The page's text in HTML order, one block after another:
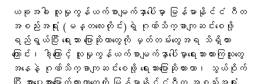
ယခုအခါ လူမှုကွန်ယက်စာမျက်နှာပေါ်မှာ မြန်မာနိုင်ငံ ဂီတ
အစည်းအရုံး (မန္တလေးတိုင်း)ရဲ့ ဂုဏ်သိက္ခာကျဆင်းစေဖို့
ရည်ရွယ်ပြီး ရေးသား ပြောဆိုတာတွေကို မှတ်တမ်းတွေအရ သိရှိထား
ကြောင်း၊ ဒါ့ကြောင့် လူမှုကွန်ယက်စာမျက်နှာပေါ်မှာရေးသားထားကြသူတွေ
အနေနဲ့ ဂုဏ်သိက္ခာကျဆင်းစေဖို့ ရေးသားပြောဆိုထားတာ၊ သွယ်ဝိုက်